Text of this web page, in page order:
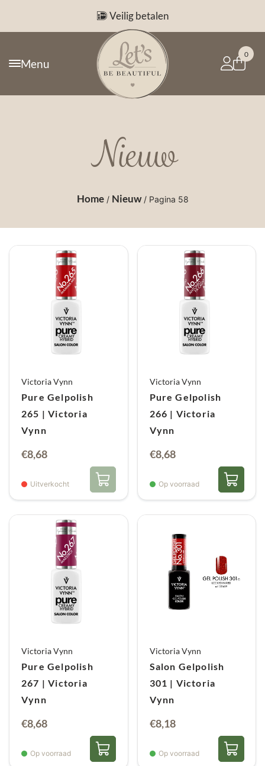
Veilig betalen
Menu
0
Nieuw
Home/ Nieuw/ Pagina 58
Victoria Vynn
Pure Gelpolish
265 | Victoria
Vynn
€8,68
Uitverkocht
Victoria Vynn
Pure Gelpolish
266 | Victoria
Vynn
€8,68
Op voorraad
Victoria Vynn
Pure Gelpolish
267 | Victoria
Vynn
€8,68
Op voorraad
Victoria Vynn
Salon Gelpolish
301 | Victoria
Vynn
€8,18
Op voorraad